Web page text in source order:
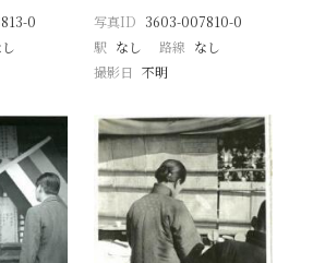
0
写真ID 3603-007810-0
駅 なし 路線 なし
撮影日 不明